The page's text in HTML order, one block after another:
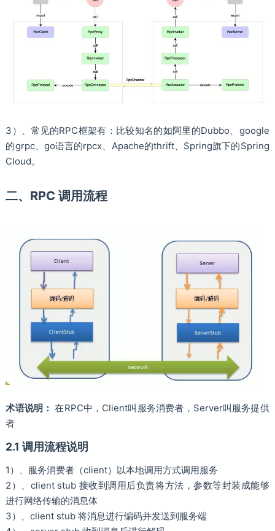
3）、常见的RPC框架有：比较知名的如阿里的Dubbo、google
的grpc、go语言的rpcx、Apache的thrift、Spring旗下的Spring
Cloud。
二、RPC 调用流程
术语说明： 在RPC中，Client叫服务消费者，Server叫服务提供
者
2.1 调用流程说明
1）、服务消费者（client）以本地调用方式调用服务
2）、client stub 接收到调用后负责将方法，参数等封装成能够
进行网络传输的消息体
3）、client stub 将消息进行编码并发送到服务端